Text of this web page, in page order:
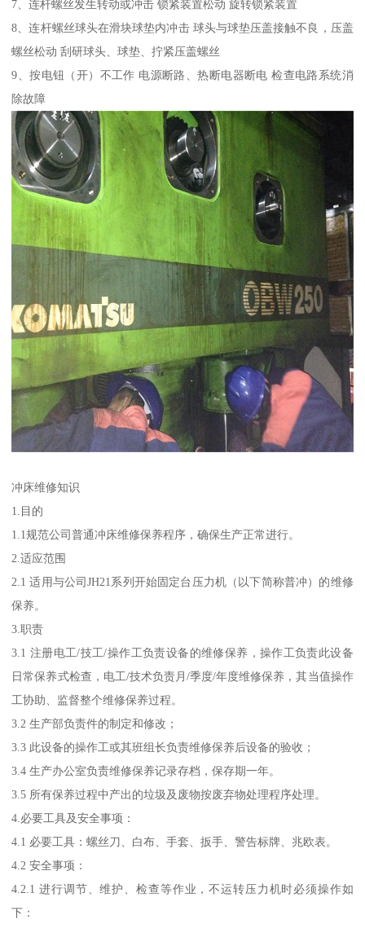
7、连杆螺丝发生转动或冲击 锁紧装置松动 旋转锁紧装置
8、连杆螺丝球头在滑块球垫内冲击 球头与球垫压盖接触不良，压盖
螺丝松动 刮研球头、球垫、拧紧压盖螺丝
9、按电钮（开）不工作 电源断路、热断电器断电 检查电路系统消
除故障
冲床维修知识
1.目的
1.1规范公司普通冲床维修保养程序，确保生产正常进行。
2.适应范围
2.1 适用与公司JH21系列开始固定台压力机（以下简称普冲）的维修
保养。
3.职责
3.1 注册电工/技工/操作工负责设备的维修保养，操作工负责此设备
日常保养式检查，电工/技术负责月/季度/年度维修保养，其当值操作
工协助、监督整个维修保养过程。
3.2 生产部负责件的制定和修改；
3.3 此设备的操作工或其班组长负责维修保养后设备的验收；
3.4 生产办公室负责维修保养记录存档，保存期一年。
3.5 所有保养过程中产出的垃圾及废物按废弃物处理程序处理。
4.必要工具及安全事项：
4.1 必要工具：螺丝刀、白布、手套、扳手、警告标牌、兆欧表。
4.2 安全事项：
4.2.1 进行调节、维护、检查等作业，不运转压力机时必须操作如
下：